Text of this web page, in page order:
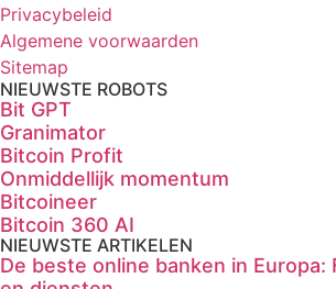
Privacybeleid
Algemene voorwaarden
Sitemap
NIEUWSTE ROBOTS
Bit GPT
Granimator
Bitcoin Profit
Onmiddellijk momentum
Bitcoineer
Bitcoin 360 AI
NIEUWSTE ARTIKELEN
De beste online banken in Europa: